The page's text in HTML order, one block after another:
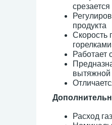
продукта
Скорость
Работает
вытяжной
Расход